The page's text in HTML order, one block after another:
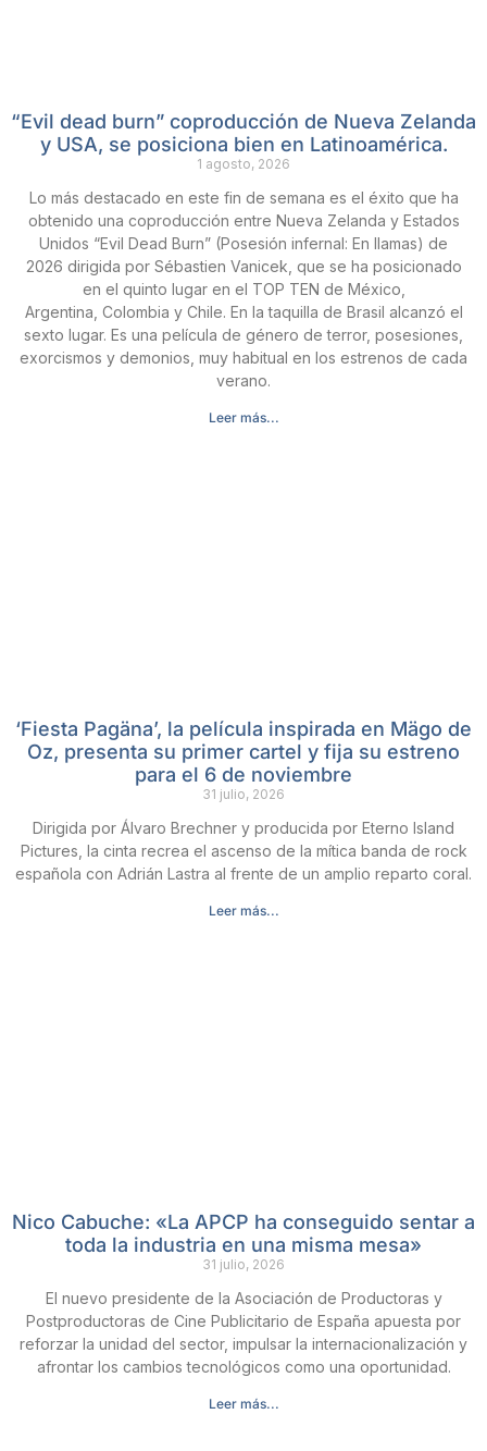
“Evil dead burn” coproducción de Nueva Zelanda
y USA, se posiciona bien en Latinoamérica.
1 agosto, 2026
Lo más destacado en este fin de semana es el éxito que ha
obtenido una coproducción entre Nueva Zelanda y Estados
Unidos “Evil Dead Burn” (Posesión infernal: En llamas) de
2026 dirigida por Sébastien Vanicek, que se ha posicionado
en el quinto lugar en el TOP TEN de México,
Argentina, Colombia y Chile. En la taquilla de Brasil alcanzó el
sexto lugar. Es una película de género de terror, posesiones,
exorcismos y demonios, muy habitual en los estrenos de cada
verano.
Leer más...
‘Fiesta Pagäna’, la película inspirada en Mägo de
Oz, presenta su primer cartel y fija su estreno
para el 6 de noviembre
31 julio, 2026
Dirigida por Álvaro Brechner y producida por Eterno Island
Pictures, la cinta recrea el ascenso de la mítica banda de rock
española con Adrián Lastra al frente de un amplio reparto coral.
Leer más...
Nico Cabuche: «La APCP ha conseguido sentar a
toda la industria en una misma mesa»
31 julio, 2026
El nuevo presidente de la Asociación de Productoras y
Postproductoras de Cine Publicitario de España apuesta por
reforzar la unidad del sector, impulsar la internacionalización y
afrontar los cambios tecnológicos como una oportunidad.
Leer más...